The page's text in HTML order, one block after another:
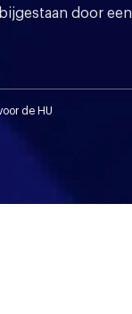
door
de HU